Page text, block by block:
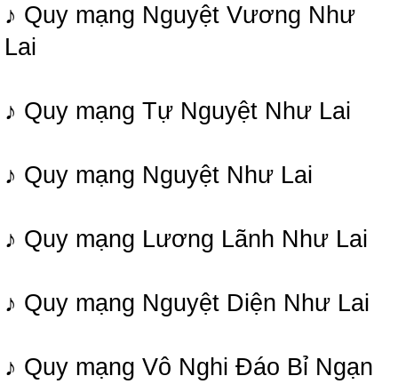
♪ Quy mạng Nguyệt Vương Như
Lai
♪ Quy mạng Tự Nguyệt Như Lai
♪ Quy mạng Nguyệt Như Lai
♪ Quy mạng Lương Lãnh Như Lai
♪ Quy mạng Nguyệt Diện Như Lai
♪ Quy mạng Vô Nghi Đáo Bỉ Ngạn